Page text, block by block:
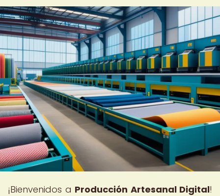
¡Bienvenidos a Producción Artesanal Digital!